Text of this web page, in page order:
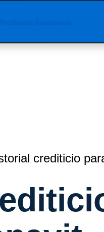
Productos financieros
crediticio